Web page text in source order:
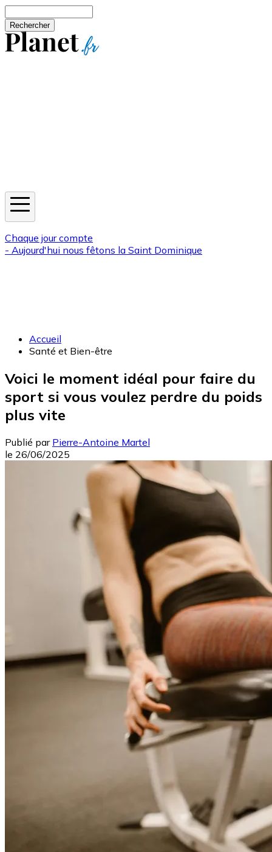
Chaque jour compte
- Aujourd'hui nous fêtons la Saint Dominique
Accueil
Santé et Bien-être
Voici le moment idéal pour faire du
sport si vous voulez perdre du poids
plus vite
Publié par Pierre-Antoine Martel
le 26/06/2025